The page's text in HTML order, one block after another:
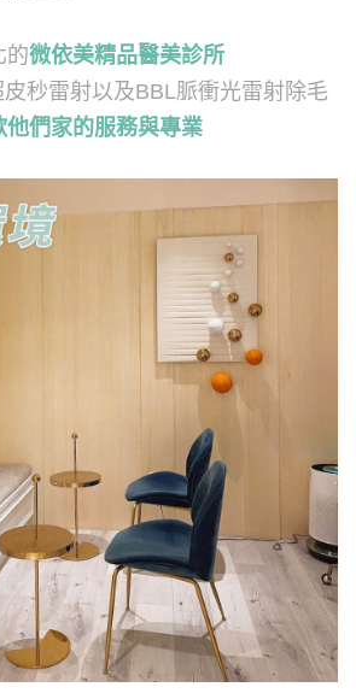
的微依美精品醫美診所
秒雷射以及BBL脈衝光雷射除毛
們家的服務與專業